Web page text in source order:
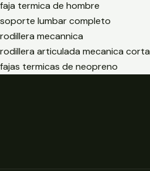
faja termica de hombre
soporte lumbar completo
rodillera mecannica
rodillera articulada mecanica corta
fajas termicas de neopreno